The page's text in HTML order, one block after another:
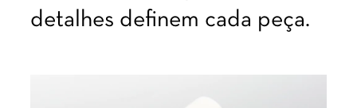
detalhes definem cada peça.